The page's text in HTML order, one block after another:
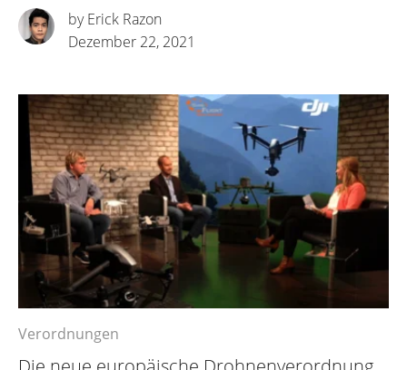
by Erick Razon
Dezember 22, 2021
Verordnungen